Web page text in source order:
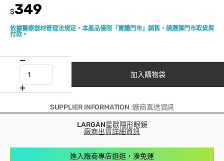
依據醫療器材管理法規定，本產品僅限「實體門市」銷售，請選擇門市取貨與
付款。
$349
加入購物袋
SUPPLIER INFORMATION :廠商直送資訊
LARGAN星歐隱形眼鏡
廠商出貨詳細資訊
進入廠商專店逛逛，湊免運